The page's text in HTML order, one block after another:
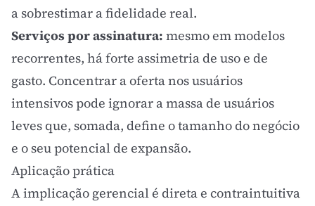
a sobrestimar a fidelidade real.
Serviços por assinatura: mesmo em modelos
recorrentes, há forte assimetria de uso e de
gasto. Concentrar a oferta nos usuários
intensivos pode ignorar a massa de usuários
leves que, somada, define o tamanho do negócio
e o seu potencial de expansão.
Aplicação prática
A implicação gerencial é direta e contraintuitiva